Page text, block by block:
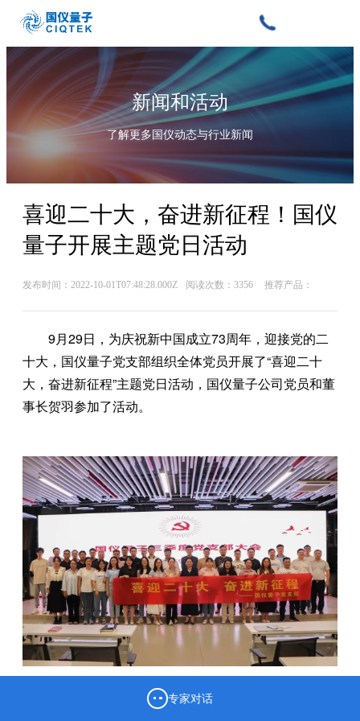
新闻和活动
了解更多国仪动态与行业新闻
喜迎二十大，奋进新征程！国仪
量子开展主题党日活动
发布时间：2022-10-01T07:48:28.000Z 阅读次数：3356 推荐产品：
9月29日，为庆祝新中国成立73周年，迎接党的二
十大，国仪量子党支部组织全体党员开展了“喜迎二十
大，奋进新征程”主题党日活动，国仪量子公司党员和董
事长贺羽参加了活动。
专家对话